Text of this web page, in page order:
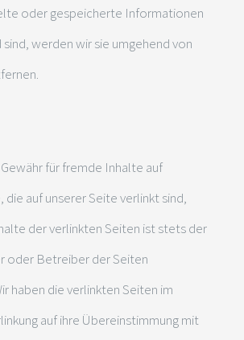
oder gespeicherte Informationen
werden wir sie umgehend von
für fremde Inhalte auf
auf unserer Seite verlinkt sind,
der verlinkten Seiten ist stets der
oder Betreiber der Seiten
haben die verlinkten Seiten im
auf ihre Übereinstimmung mit